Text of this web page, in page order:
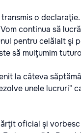
o
Vom continua să
pentru celălalt şi
să mulţumim
la câteva
unele lucruri"
oficial şi